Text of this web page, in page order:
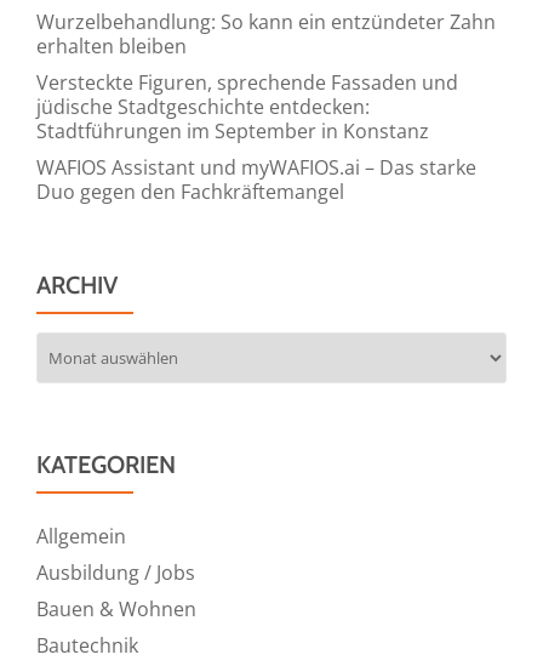
Wurzelbehandlung: So kann ein entzündeter Zahn
erhalten bleiben
Versteckte Figuren, sprechende Fassaden und
jüdische Stadtgeschichte entdecken:
Stadtführungen im September in Konstanz
WAFIOS Assistant und myWAFIOS.ai – Das starke
Duo gegen den Fachkräftemangel
ARCHIV
KATEGORIEN
Allgemein
Ausbildung / Jobs
Bauen & Wohnen
Bautechnik